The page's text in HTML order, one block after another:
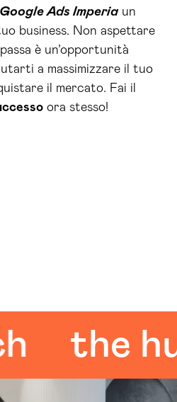
Ads Imperiaun
business. Non aspettare
è un’opportunità
a massimizzare il tuo
il mercato. Fai il
ora stesso!
the